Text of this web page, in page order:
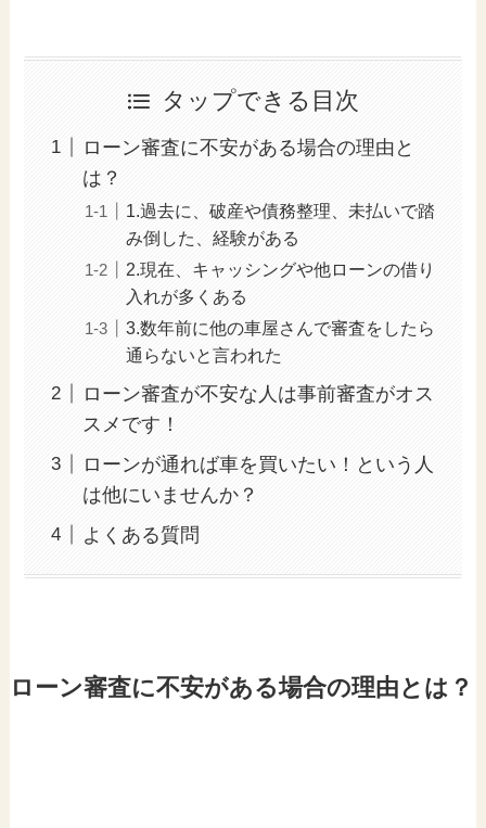
タップできる目次
ローン審査に不安がある場合の理由と
は？
1.過去に、破産や債務整理、未払いで踏
み倒した、経験がある
2.現在、キャッシングや他ローンの借り
入れが多くある
3.数年前に他の車屋さんで審査をしたら
通らないと言われた
ローン審査が不安な人は事前審査がオス
スメです！
ローンが通れば車を買いたい！という人
は他にいませんか？
よくある質問
ローン審査に不安がある場合の理由とは？